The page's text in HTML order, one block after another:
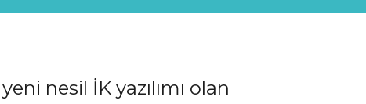
nesil İK yazılımı olan